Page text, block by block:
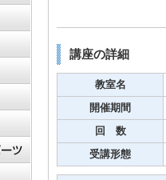
講座の詳細
教室名
開催期間
回 数
受講形態
書道・カリグラフィー
カメラ・ビデオ
健康・エクササイズ・ス